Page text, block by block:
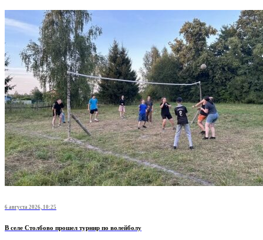
6 августа 2026, 10:25
В селе Столбово прошел турнир по волейболу